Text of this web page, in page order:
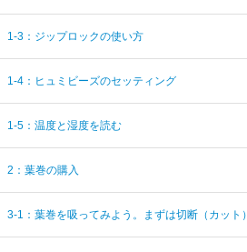
1-3：ジップロックの使い方
1-4：ヒュミビーズのセッティング
1-5：温度と湿度を読む
2：葉巻の購入
3-1：葉巻を吸ってみよう。まずは切断（カット）